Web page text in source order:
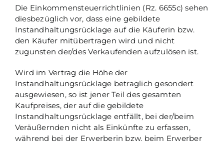
Die Einkommensteuerrichtlinien (Rz. 6655c) sehen
diesbezüglich vor, dass eine gebildete
Instandhaltungsrücklage auf die Käuferin bzw.
den Käufer mitübertragen wird und nicht
zugunsten der/des Verkaufenden aufzulösen ist.
Wird im Vertrag die Höhe der
Instandhaltungsrücklage betraglich gesondert
ausgewiesen, so ist jener Teil des gesamten
Kaufpreises, der auf die gebildete
Instandhaltungsrücklage entfällt, bei der/beim
Veräußernden nicht als Einkünfte zu erfassen,
während bei der Erwerberin bzw. beim Erwerber